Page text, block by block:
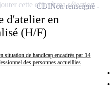
d'atelier en
(H/F)
situation de handicap encadrés par 14
des personnes accueillies
CDINon renseigné
cette offre à ma sélection